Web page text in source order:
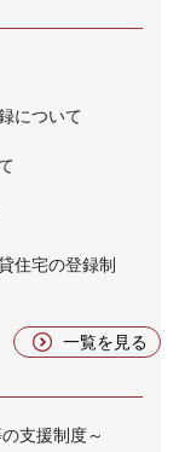
について
住宅の登録制
一覧を見る
支援制度～